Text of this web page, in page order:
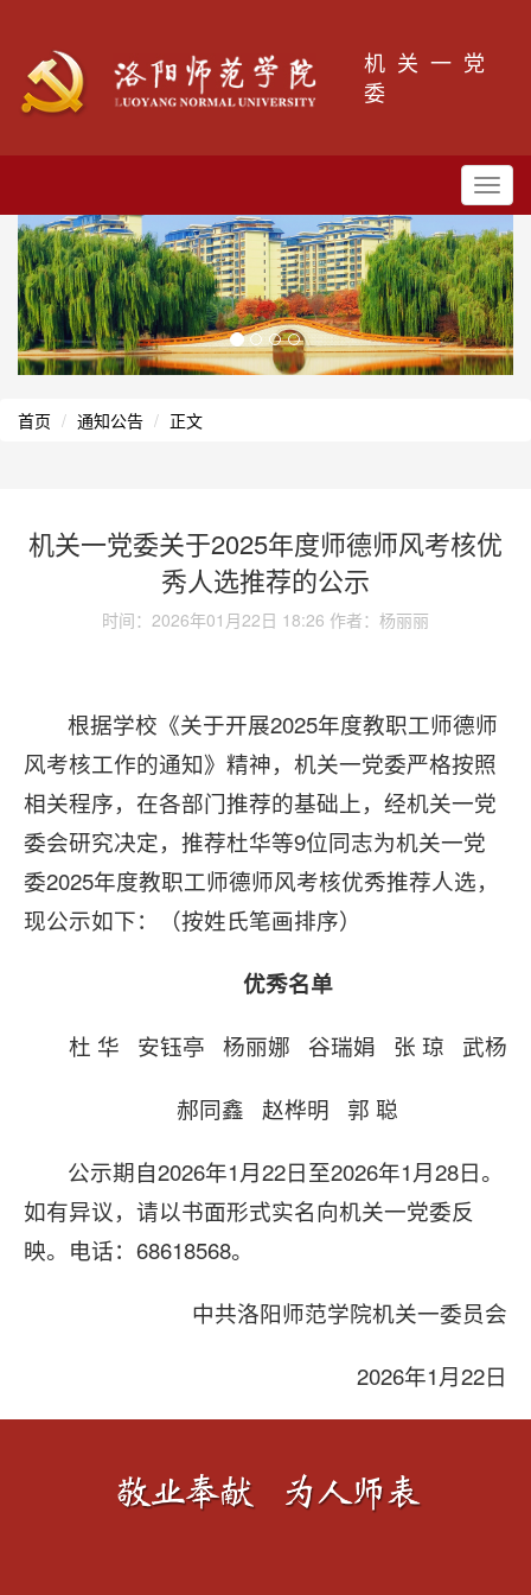
机关一党
委
首页 通知公告 正文
机关一党委关于2025年度师德师风考核优
秀人选推荐的公示
时间：2026年01月22日 18:26 作者：杨丽丽
根据学校《关于开展2025年度教职工师德师
风考核工作的通知》精神，机关一党委严格按照
相关程序，在各部门推荐的基础上，经机关一党
委会研究决定，推荐杜华等9位同志为机关一党
委2025年度教职工师德师风考核优秀推荐人选，
现公示如下：（按姓氏笔画排序）
优秀名单
杜 华 安钰亭 杨丽娜 谷瑞娟 张 琼 武杨
郝同鑫 赵桦明 郭 聪
公示期自2026年1月22日至2026年1月28日。
如有异议，请以书面形式实名向机关一党委反
映。电话：68618568。
中共洛阳师范学院机关一委员会
2026年1月22日